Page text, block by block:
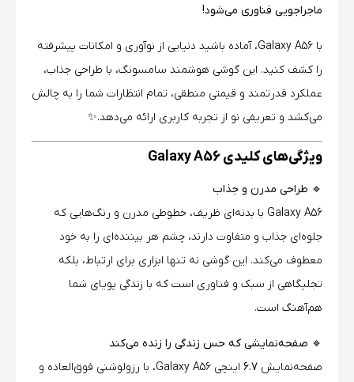
ماجراجویی فناوری می‌شود!
با Galaxy A56، آماده باشید دنیایی از نوآوری و امکانات پیشرفته
را کشف کنید. این گوشی هوشمند سامسونگ، با طراحی جذاب،
عملکرد قدرتمند و قیمتی منطقی، تمام انتظارات شما را به چالش
می‌کشد و تعریفی نو از تجربه کاربری ارائه می‌دهد.✨
ویژگی‌های کلیدی Galaxy A56
🔹 طراحی مدرن و جذاب
Galaxy A56 با بدنه‌ای ظریف، خطوطی مدرن و رنگ‌هایی که
جلوه‌ای جذاب و متفاوت دارند، چشم هر بیننده‌ای را به خود
معطوف می‌کند. این گوشی نه تنها ابزاری برای ارتباط، بلکه
تجلیگاهی از سبک و فناوری است که با زندگی پویای شما
هم‌آهنگ است.
🔹 صفحه‌نمایشی که حس زندگی را زنده می‌کند
صفحه‌نمایش 6.7
اینچی Galaxy A56، با رزولوشنی فوق‌العاده و